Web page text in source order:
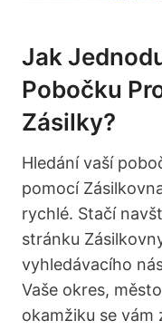
Jak
Pobočku
Zásilky?
Hledání vaší
pomocí
rychlé. Stačí
stránku
vyhledávacího
Vaše okres,
okamžiku se